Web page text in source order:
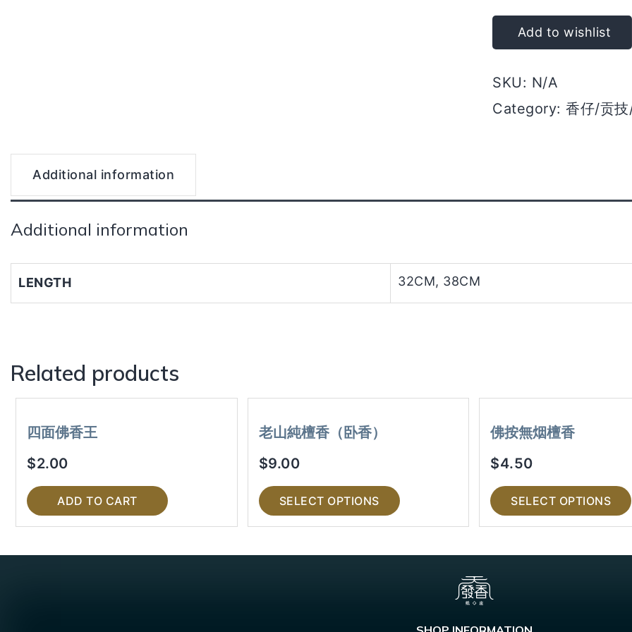
檀
quantity
Add to wishlist
SKU: N/A
Category:香仔/贡
Additional information
Additional information
LENGTH 32CM, 38CM
Related products
四面佛香王
$2.00
ADD TO CART
老山純檀香（卧香）
$9.00
SELECT OPTIONS
佛按無烟檀香
$4.50
SELECT OPTIONS